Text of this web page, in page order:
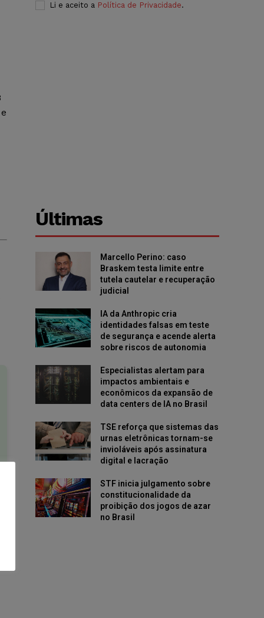
Li e aceito a Política de Privacidade.
Últimas
Marcello Perino: caso
Braskem testa limite entre
tutela cautelar e recuperação
judicial
IA da Anthropic cria
identidades falsas em teste
de segurança e acende alerta
sobre riscos de autonomia
Especialistas alertam para
impactos ambientais e
econômicos da expansão de
data centers de IA no Brasil
TSE reforça que sistemas das
urnas eletrônicas tornam-se
invioláveis após assinatura
digital e lacração
STF inicia julgamento sobre
constitucionalidade da
proibição dos jogos de azar
no Brasil